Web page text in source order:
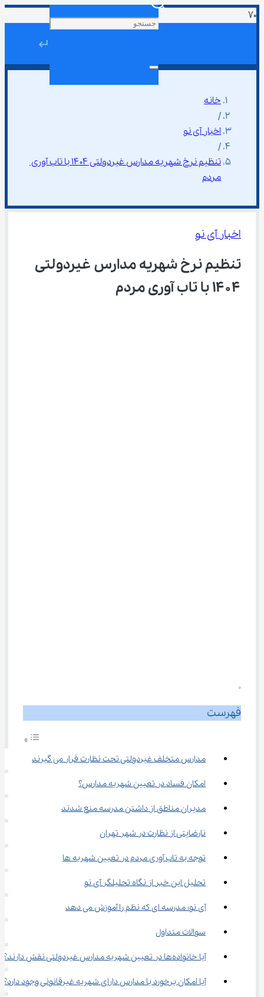
↵
خانه
/
اخبار آی نو
/
تنظیم نرخ شهریه مدارس غیردولتی ۱۴۰۴ با تاب آوری
مردم
اخبار آی نو
تنظیم نرخ شهریه مدارس غیردولتی
۱۴۰۴ با تاب آوری مردم
0
فهرست
مدارس متخلف غیردولتی تحت نظارت قرار می گیرند
امکان فساد در تعیین شهریه مدارس؟
مدیران مناطق از داشتن مدرسه منع شدند
نارضایتی از نظارت در شهر تهران
توجه به تاب آوری مردم در تعیین شهریه ها
تحلیل این خبر از نگاه تحلیلگر آی نو
آی نو؛ مدرسه ای که نظم را آموزش می دهد
سوالات متداول
آیا خانواده‌ها در تعیین شهریه مدارس غیردولتی نقش دارند؟
آیا امکان برخورد با مدارس دارای شهریه غیرقانونی وجود دارد؟